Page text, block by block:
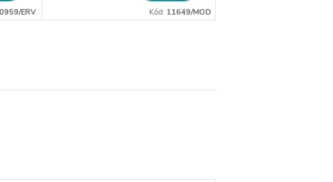
ERV Kód: 11649/MOD